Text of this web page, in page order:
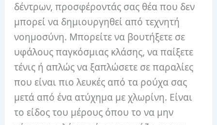
δέντρων, προσφέροντάς σας θέα που δεν
μπορεί να δημιουργηθεί από τεχνητή
νοημοσύνη. Μπορείτε να βουτήξετε σε
υφάλους παγκόσμιας κλάσης, να παίξετε
τένις ή απλώς να ξαπλώσετε σε παραλίες
που είναι πιο λευκές από τα ρούχα σας
μετά από ένα ατύχημα με χλωρίνη. Είναι
το είδος του μέρους όπου το να μην